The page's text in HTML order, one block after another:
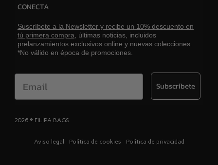
CONECTA
Suscríbete a la Newsletter y recibe un 10% descuento en
tú primera compra,
últimas noticias, incluidos
prelanzamientos exclusivos online y nuevas colecciones.
*No válido en época de promociones.
Email Subscríbete
2026 ® FILIPA BAGS
Aviso legal Política de cookies Política de privacidad